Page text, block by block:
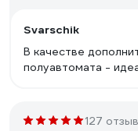
Svarschik
В качестве
полуавтомата -
127